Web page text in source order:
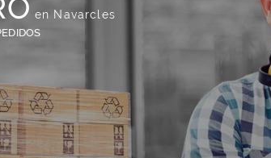
en Navarcles